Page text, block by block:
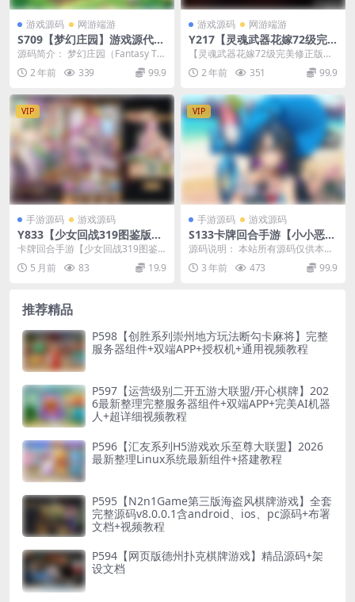
游戏源码 网游端游
S709【梦幻庄园】游戏源代
码/魔幻为主题的经营类手游源
码
源码简介： 梦幻庄园（Fantasy To
wn）是一款商业游戏，它的主题在
安卓平...
2 年前 339 99.9
游戏源码 网游端游
Y217【灵魂武器花嫁72级完
美修正版】Win服务端源码
+视频架设教程+修改工具+详
细外网教程+完整PC汉化客户
RPG游戏
【灵魂武器花嫁72级完美修正版】
站长推荐典藏韩版动漫3DRPG游戏-
2025年2...
2 年前 351 99.9
VIP
手游源码 游戏源码
Y833【少女回战319图鉴版】
卡牌回合手游2026最新整理Li
nux手工服务端+lua加解密工
具+网页注册+GM管理后台+G
卡牌回合手游【少女回战319图鉴
版】新整理Linux手工服务端+lua加
解密工具...
5 月前 83 19.9
VIP
手游源码 游戏源码
S133卡牌回合手游【小小恶
魔】最新整理Linux手工服务
端+CDK授权后台+视频教程
源码说明： 本站所有源码仅供本站
会员群友们学习研究之用，请勿转
售商用或者其他违法...
3 年前 473 99.9
推荐精品
P598【创胜系列崇州地方玩法断勾卡麻将】完整
服务器组件+双端APP+授权机+通用视频教程
P597【运营级别二开五游大联盟/开心棋牌】202
6最新整理完整服务器组件+双端APP+完美AI机器
人+超详细视频教程
P596【汇友系列H5游戏欢乐至尊大联盟】2026
最新整理Linux系统最新组件+搭建教程
P595【N2n1Game第三版海盗风棋牌游戏】全套
完整源码v8.0.0.1含android、ios、pc源码+布署
文档+视频教程
P594【网页版德州扑克棋牌游戏】精品源码+架
设文档